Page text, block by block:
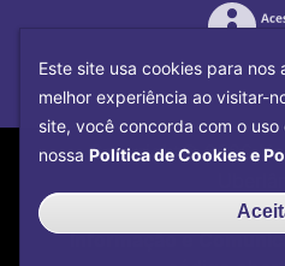
Copyright©2026
Desenvolvido por
Informação e
Este site usa cookies para nos
melhor experiência ao visitar-
site, você concorda com o
nossa Política de Cookies e